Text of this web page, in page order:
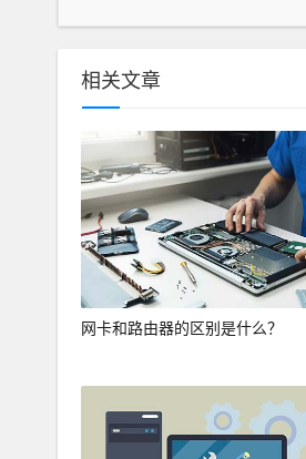
相关文章
网卡和路由器的区别是什么？